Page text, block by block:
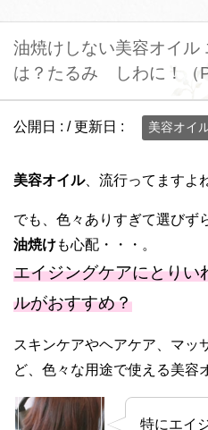
油焼けしない美容オイル
は？たるみ しわに！（
公開日 : / 更新日 : 美容オイ
美容オイル、流行ってますよ
でも、色々ありすぎて選びず
油焼けも心配・・・。
エイジングケアにとりい
ルがおすすめ？
スキンケアやヘアケア、マッ
ど、色々な用途で使える美容
特にエイ